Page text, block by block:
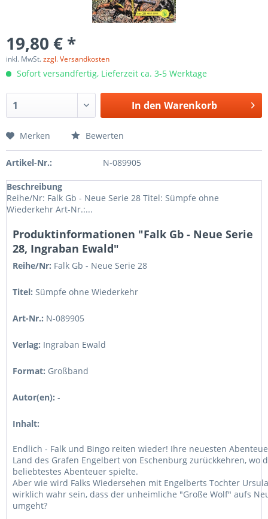
19,80 € *
inkl. MwSt.zzgl. Versandkosten
Sofort versandfertig, Lieferzeit ca. 3-5 Werktage
In den Warenkorb
Merken Bewerten
Artikel-Nr.: N-089905
Beschreibung
Reihe/Nr: Falk Gb - Neue Serie 28 Titel: Sümpfe ohne
Wiederkehr Art-Nr.:...
Produktinformationen "Falk Gb - Neue Serie
28, Ingraban Ewald"
Reihe/Nr: Falk Gb - Neue Serie 28
Titel: Sümpfe ohne Wiederkehr
Art-Nr.: N-089905
Verlag: Ingraban Ewald
Format: Großband
Autor(en): -
Inhalt:
Endlich - Falk und Bingo reiten wieder! Ihre neuesten
Land des Grafen Engelbert von Eschenburg zurückkehren, wo
beliebtestes Abenteuer spielte.
Aber wie wird Falks Wiedersehen mit Engelberts Tochter
wirklich wahr sein, dass der unheimliche "Große Wolf" aufs
umgeht?